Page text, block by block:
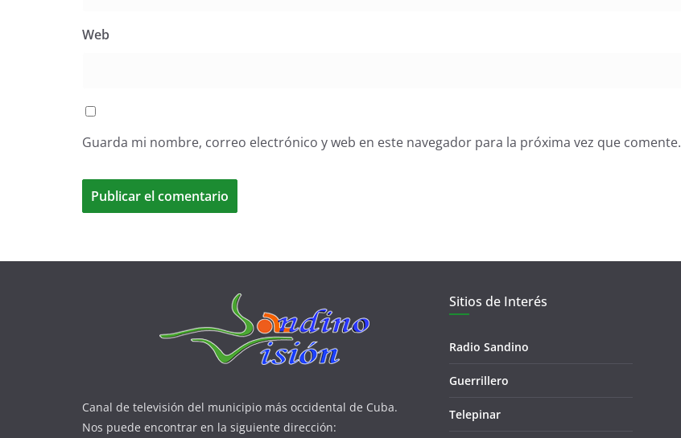
Web
Guarda mi nombre, correo electrónico y web en este navegador para la próxima vez que comente.
Canal de televisión del municipio más occidental de Cuba.
Nos puede encontrar en la siguiente dirección:
Sitios de Interés
Radio Sandino
Guerrillero
Telepinar